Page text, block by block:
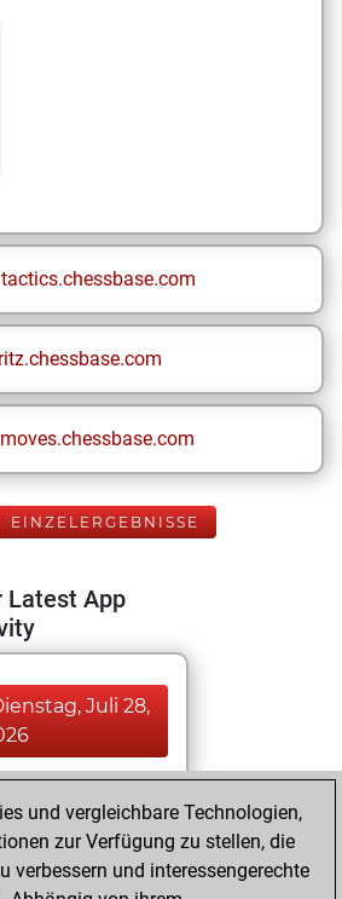
tactics.chessbase.com
EINZELERGEBNISSE
Latest App
Juli 28,
You played 34
games
Play
You scored +19
-14 in blitz
und vergleichbare Technologien,
zur Verfügung zu stellen, die
verbessern und interessengerechte